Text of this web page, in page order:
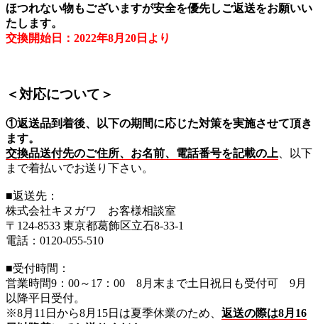
ほつれない物もございますが安全を優先しご返送をお願いい
たします。
交換開始日：2022年8月20日より
＜対応について＞
①返送品到着後、以下の期間に応じた対策を実施させて頂き
ます。
交換品送付先のご住所、お名前、電話番号を記載の上 、以下
まで着払いでお送り下さい。
■返送先：
株式会社キヌガワ お客様相談室
〒124-8533 東京都葛飾区立石8-33-1
電話：0120-055-510
■受付時間：
営業時間9：00～17：00 8月末まで土日祝日も受付可 9月
以降平日受付。
※8月11日から8月15日は夏季休業のため、 返送の際は8月16